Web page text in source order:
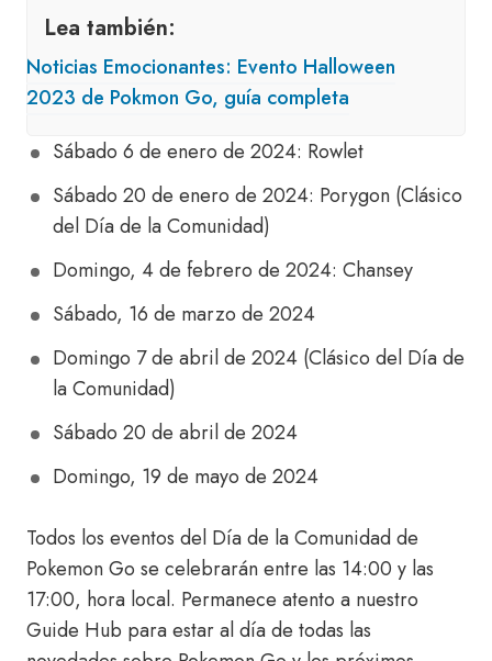
Lea también:
Noticias Emocionantes: Evento Halloween
2023 de Pokmon Go, guía completa
Sábado 6 de enero de 2024: Rowlet
Sábado 20 de enero de 2024: Porygon (Clásico
del Día de la Comunidad)
Domingo, 4 de febrero de 2024: Chansey
Sábado, 16 de marzo de 2024
Domingo 7 de abril de 2024 (Clásico del Día de
la Comunidad)
Sábado 20 de abril de 2024
Domingo, 19 de mayo de 2024
Todos los eventos del Día de la Comunidad de
Pokemon Go se celebrarán entre las 14:00 y las
17:00, hora local. Permanece atento a nuestro
Guide Hub para estar al día de todas las